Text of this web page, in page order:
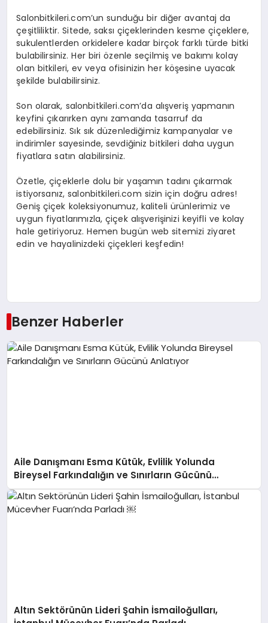
Salonbitkileri.com’un sunduğu bir diğer avantaj da
çeşitliliktir. Sitede, saksı çiçeklerinden kesme çiçeklere,
sukulentlerden orkidelere kadar birçok farklı türde bitki
bulabilirsiniz. Her biri özenle seçilmiş ve bakımı kolay
olan bitkileri, ev veya ofisinizin her köşesine uyacak
şekilde bulabilirsiniz.
Son olarak, salonbitkileri.com’da alışveriş yapmanın
keyfini çıkarırken aynı zamanda tasarruf da
edebilirsiniz. Sık sık düzenlediğimiz kampanyalar ve
indirimler sayesinde, sevdiğiniz bitkileri daha uygun
fiyatlara satın alabilirsiniz.
Özetle, çiçeklerle dolu bir yaşamın tadını çıkarmak
istiyorsanız, salonbitkileri.com sizin için doğru adres!
Geniş çiçek koleksiyonumuz, kaliteli ürünlerimiz ve
uygun fiyatlarımızla, çiçek alışverişinizi keyifli ve kolay
hale getiriyoruz. Hemen bugün web sitemizi ziyaret
edin ve hayalinizdeki çiçekleri keşfedin!
Benzer Haberler
Aile Danışmanı Esma Kütük, Evlilik Yolunda
Bireysel Farkındalığın ve Sınırların Gücünü
Anlatıyor
Altın Sektörünün Lideri Şahin İsmailoğulları,